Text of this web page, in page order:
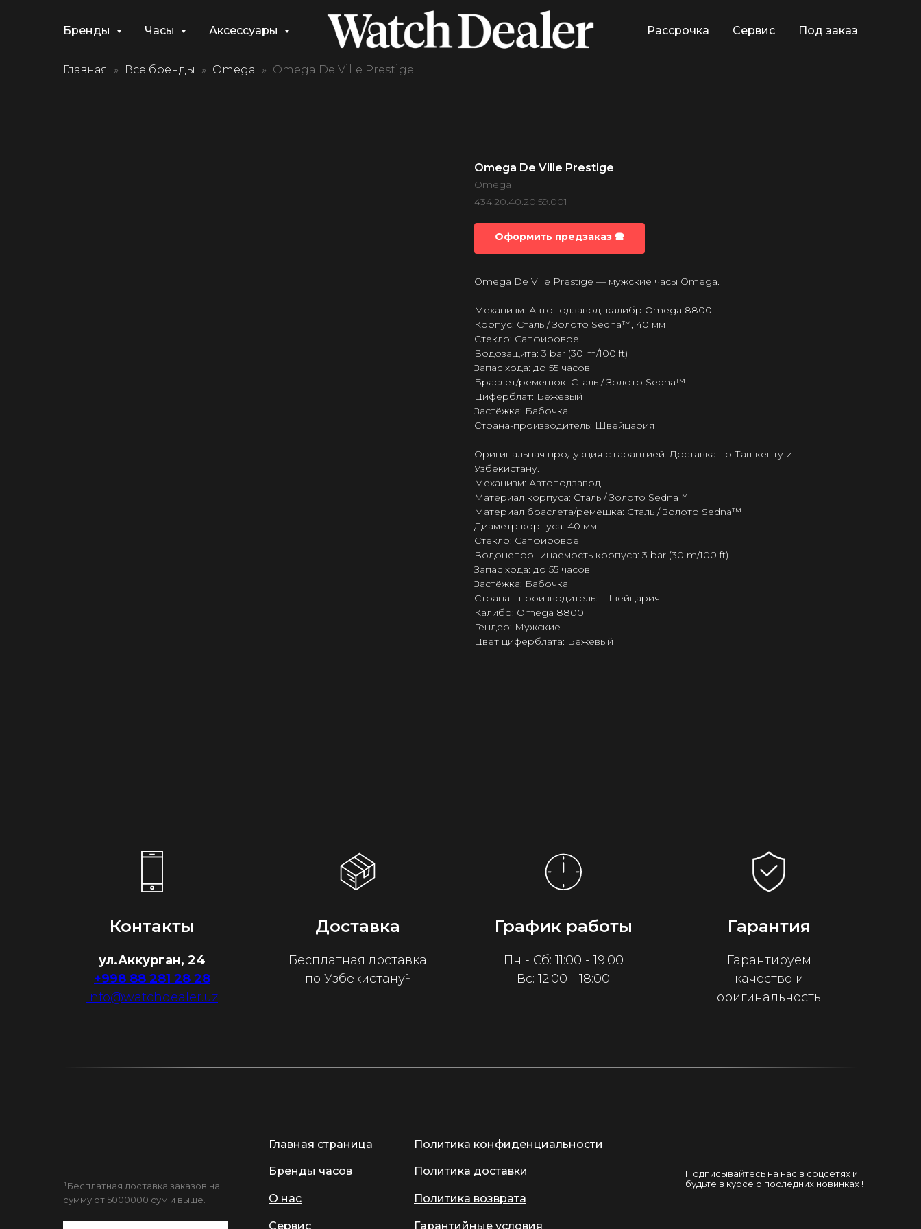
Бренды Часы Аксессуары Рассрочка Сервис Под заказ
Главная Все бренды Omega Omega De Ville Prestige
Omega De Ville Prestige
Omega
434.20.40.20.59.001
Оформить предзаказ 🕿
Omega De Ville Prestige — мужские часы Omega.
Механизм: Автоподзавод, калибр Omega 8800
Корпус: Сталь / Золото Sedna™, 40 мм
Стекло: Сапфировое
Водозащита: 3 bar (30 m/100 ft)
Запас хода: до 55 часов
Браслет/ремешок: Сталь / Золото Sedna™
Циферблат: Бежевый
Застёжка: Бабочка
Страна-производитель: Швейцария
Оригинальная продукция с гарантией. Доставка по Ташкенту и
Узбекистану.
Механизм: Автоподзавод
Материал корпуса: Сталь / Золото Sedna™
Материал браслета/ремешка: Сталь / Золото Sedna™
Диаметр корпуса: 40 мм
Стекло: Сапфировое
Водонепроницаемость корпуса: 3 bar (30 m/100 ft)
Запас хода: до 55 часов
Застёжка: Бабочка
Страна - производитель: Швейцария
Калибр: Omega 8800
Гендер: Мужские
Цвет циферблата: Бежевый
Контакты
ул.Аккурган, 24
+998 88 281 28 28
info@watchdealer.uz
Доставка
Бесплатная доставка
по Узбекистану¹
График работы
Пн - Сб: 11:00 - 19:00
Вс: 12:00 - 18:00
Гарантия
Гарантируем
качество и
оригинальность
Подписывайтесь на нас в соцсетях и
будьте в курсе о последних новинках !
Главная страница
Бренды часов
О нас
Сервис
¹Бесплатная доставка заказов на
сумму от 5000000 сум и выше.
Политика конфиденциальности
Политика доставки
Политика возврата
Гарантийные условия